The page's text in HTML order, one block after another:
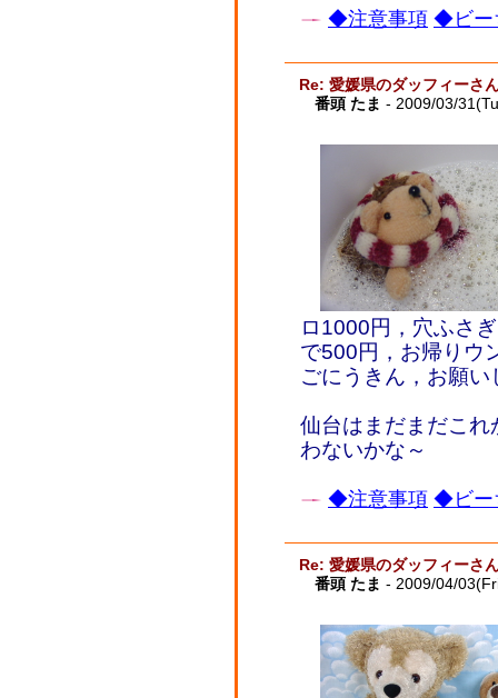
◆注意事項 ◆ビー
Re: 愛媛県のダッフィーさ
番頭 たま - 2009/03/
ロ1000円，穴ふさ
で500円，お帰りウ
ごにうきん，お願い
仙台はまだまだこ
わないかな～
◆注意事項 ◆ビー
Re: 愛媛県のダッフィーさ
番頭 たま - 2009/04/